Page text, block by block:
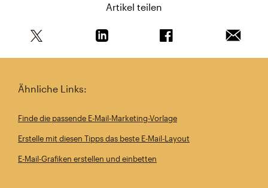
Artikel teilen
Ähnliche Links:
Finde die passende E-Mail-Marketing-Vorlage
Erstelle mit diesen Tipps das beste E-Mail-Layout
E-Mail-Grafiken erstellen und einbetten